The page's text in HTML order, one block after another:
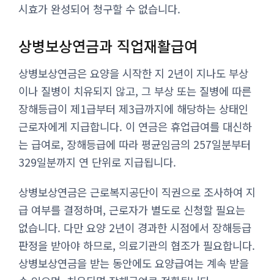
시효가 완성되어 청구할 수 없습니다.
상병보상연금과 직업재활급여
상병보상연금은 요양을 시작한 지 2년이 지나도 부상
이나 질병이 치유되지 않고, 그 부상 또는 질병에 따른
장해등급이 제1급부터 제3급까지에 해당하는 상태인
근로자에게 지급합니다. 이 연금은 휴업급여를 대신하
는 급여로, 장해등급에 따라 평균임금의 257일분부터
329일분까지 연 단위로 지급됩니다.
상병보상연금은 근로복지공단이 직권으로 조사하여 지
급 여부를 결정하며, 근로자가 별도로 신청할 필요는
없습니다. 다만 요양 2년이 경과한 시점에서 장해등급
판정을 받아야 하므로, 의료기관의 협조가 필요합니다.
상병보상연금을 받는 동안에도 요양급여는 계속 받을